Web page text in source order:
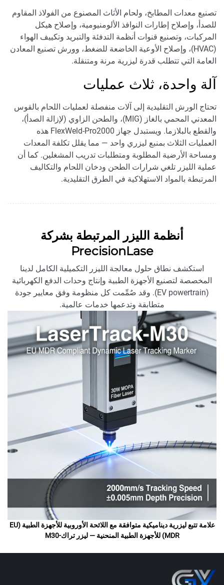
تصنيع معدات المطابخ، ولحام الأثاث المصنوع من الفولاذ المقاوم
للصدأ، وإصلاح إطارات النوافذ الألومنيومية، وإصلاح هيكل
المركبات، وتصنيع قنوات أنظمة التدفئة والتبريد وتكييف الهواء
(HVAC)، وإصلاح الأوعية الخاضعة للضغط، وورش تصنيع المعادن
العامة التي تتطلب قدرة ليزرية مرنة ومتنقلة.
آلة واحدة، ثلاث عمليات
تحتاج الورش التقليدية إلى آلات منفصلة لعمليات اللحام بالقوس
المعدني المحمي بالغاز (MIG)، والطحن الزاوي (لإزالة الصدأ)،
والقطع بالبلازما. ويستبدل جهاز FlexWeld-Pro2000 هذه
العمليات الثلاث بمنبع ليزري واحد — مما يقلل تكلفة المعدات
ومساحة الأرضية المطلوبة ومتطلبات تدريب المشغلين. كما أن
عملية الليزر تلغي شرارات الطحن ودخان اللحام والتكاليف
المرتبطة بالمواد الاستهلاكية في الطرق التقليدية.
أنظمة الليزر المرتبطة بشركة
PrecisionLase
استكشف نطاق حلول معالجة الليزر التكميلية الكامل لدينا
المخصصة لتصنيع الأجهزة الطبية وإنتاج وحدات الدفع الكهربائية
(EV powertrain). وقد صُمِّمت كل منظومة وفق معايير جودة
متطابقة وتدعمها خدمات عالمية.
علامة تتبع ليزرية ديناميكية متوافقة مع اللائحة الأوروبية للأجهزة الطبية (EU
MDR) للأجهزة الطبية المنحنية — ليزر تراك-M30